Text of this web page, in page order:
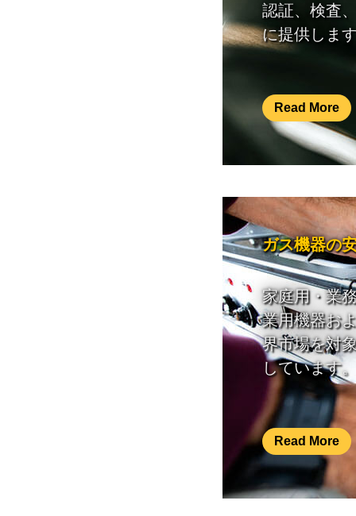
認証、検査
に提供しま
Read More
ガス機器の
家庭用・業
業用機器お
界市場を対
しています
Read More